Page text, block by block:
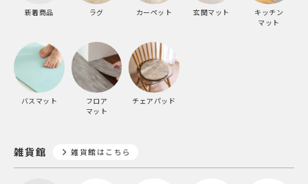
新着商品 ラグ カーペット 玄関マット
キッチン
マット
バスマット
フロア
マット
チェアパッド
雑貨館 雑貨館はこちら